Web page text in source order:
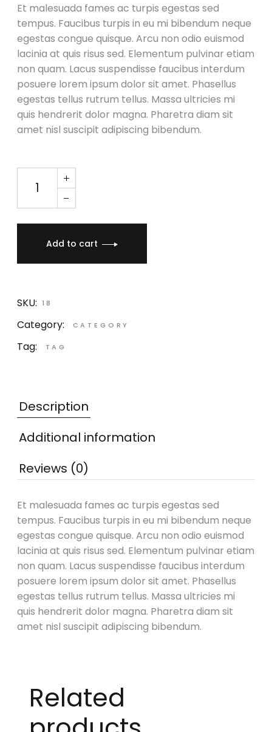
Et malesuada fames ac turpis egestas sed
tempus. Faucibus turpis in eu mi bibendum neque
egestas congue quisque. Arcu non odio euismod
lacinia at quis risus sed. Elementum pulvinar etiam
non quam. Lacus suspendisse faucibus interdum
posuere lorem ipsum dolor sit amet. Phasellus
egestas tellus rutrum tellus. Massa ultricies mi
quis hendrerit dolor magna. Pharetra diam sit
amet nisl suscipit adipiscing bibendum.
Speaker X Temperate quantity
Add to cart
SKU: 18
Category: CATEGORY
Tag: TAG
Description
Additional information
Reviews (0)
Et malesuada fames ac turpis egestas sed
tempus. Faucibus turpis in eu mi bibendum neque
egestas congue quisque. Arcu non odio euismod
lacinia at quis risus sed. Elementum pulvinar etiam
non quam. Lacus suspendisse faucibus interdum
posuere lorem ipsum dolor sit amet. Phasellus
egestas tellus rutrum tellus. Massa ultricies mi
quis hendrerit dolor magna. Pharetra diam sit
amet nisl suscipit adipiscing bibendum.
Related